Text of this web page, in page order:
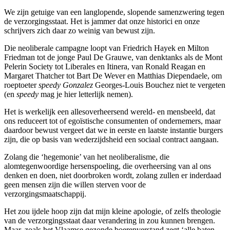
We zijn getuige van een langlopende, slopende samenzwering tegen
de verzorgingsstaat. Het is jammer dat onze historici en onze
schrijvers zich daar zo weinig van bewust zijn.
Die neoliberale campagne loopt van Friedrich Hayek en Milton
Friedman tot de jonge Paul De Grauwe, van denktanks als de Mont
Pelerin Society tot Liberales en Itinera, van Ronald Reagan en
Margaret Thatcher tot Bart De Wever en Matthias Diependaele, om
roeptoeterspeedy Gonzalez Georges-Louis Bouchez niet te vergeten
(en speedy mag je hier letterlijk nemen).
Het is werkelijk een allesoverheersend wereld- en mensbeeld, dat
ons reduceert tot of egoïstische consumenten of ondernemers, maar
daardoor bewust vergeet dat we in eerste en laatste instantie burgers
zijn, die op basis van wederzijdsheid een sociaal contract aangaan.
Zolang die ‘hegemonie’ van het neoliberalisme, die
alomtegenwoordige hersenspoeling, die overheersing van al ons
denken en doen, niet doorbroken wordt, zolang zullen er inderdaad
geen mensen zijn die willen sterven voor de
verzorgingsmaatschappij.
Het zou ijdele hoop zijn dat mijn kleine apologie, of zelfs theologie
van de verzorgingsstaat daar verandering in zou kunnen brengen.